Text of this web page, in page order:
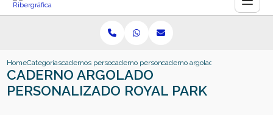
HomeCategoriascadernos personalizadoscaderno personalizado para empresa
caderno argolado personalizado
CADERNO ARGOLADO
PERSONALIZADO ROYAL PARK